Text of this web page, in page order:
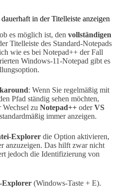
in der Titelleiste anzeigen
es möglich ist, den vollständigen
Titelleiste des Standard-Notepads
wie es bei Notepad++ der Fall
Windows-11-Notepad gibt es
: Wenn Sie regelmäßig mit
Pfad ständig sehen möchten,
Wechsel zu Notepad++ oderVS
immer anzeigen.
Explorer die Option aktivieren,
anzuzeigen. Das hilft zwar nicht
jedoch die Identifizierung von
Explorer (Windows-Taste + E).